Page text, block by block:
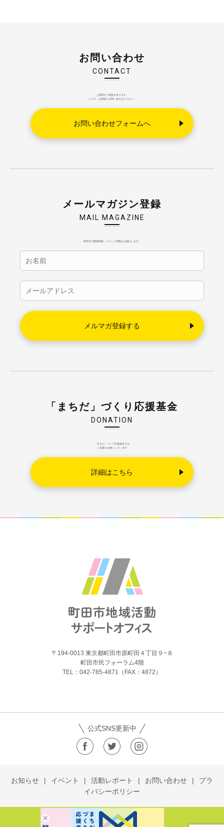
お問い合わせ
CONTACT
ご質問やご相談を承ります。
どうぞ、お気軽にお問い合わせください。
お問い合わせフォームへ
メールマガジン登録
MAIL MAGAZINE
町田市の最新情報・イベント情報をお届けします。
「まちだ」づくり応援基金
DONATION
「まちだ」づくり応援基金では
ご支援をお願いしています
詳細はこちら
〒194-0013 東京都町田市原町田４丁目９−８
町田市民フォーラム4階
TEL：042-785-4871（FAX：4872）
公式SNS更新中
お知らせ イベント 活動レポート お問い合わせ
プラ
イバシーポリシー